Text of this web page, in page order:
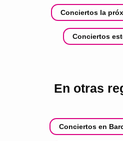
Conciertos la
Conciertos
En otras
Conciertos en